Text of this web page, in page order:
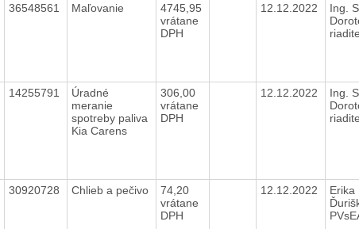
36548561 Maľovanie
4745,95
vrátane
DPH
12.12.2022
Ing.
14255791
Úradné
meranie
spotreby paliva
Kia Carens
306,00
vrátane
DPH
12.12.2022
Ing.
30920728 Chlieb a pečivo
74,20
vrátane
DPH
12.12.2022
Erika